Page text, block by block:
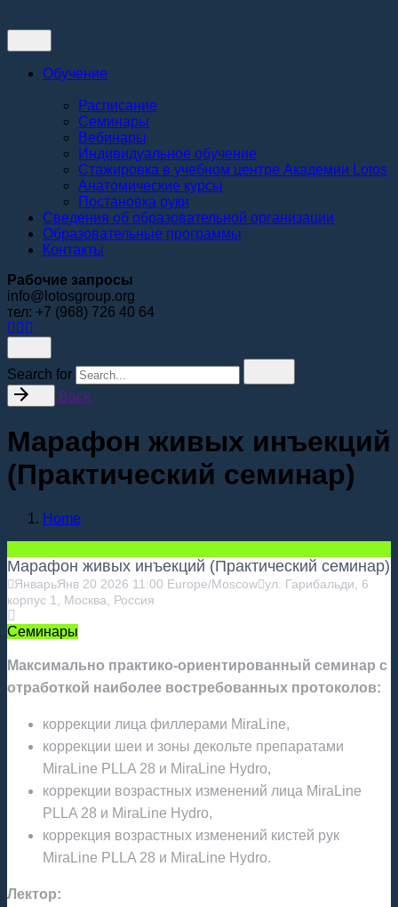
Обучение
Расписание
Семинары
Вебинары
Индивидуальное обучение
Стажировка в учебном центре Академии Lotos
Анатомические курсы
Постановка руки
Сведения об образовательной организации
Образовательные программы
Контакты
Рабочие запросы
info@lotosgroup.org
тел: +7 (968) 726 40 64
Search for
Back
Марафон живых инъекций
(Практический семинар)
Home
Марафон живых инъекций (Практический семинар)
ЯнварьЯнв 20 2026 11:00 Europe/Moscow ул. Гарибальди, 6
корпус 1, Москва, Россия
Семинары
Максимально практико-ориентированный семинар с
отработкой наиболее востребованных протоколов:
коррекции лица филлерами MiraLine,
коррекции шеи и зоны декольте препаратами
MiraLine PLLA 28 и MiraLine Hydro,
коррекции возрастных изменений лица MiraLine
PLLA 28 и MiraLine Hydro,
коррекция возрастных изменений кистей рук
MiraLine PLLA 28 и MiraLine Hydro.
Лектор: